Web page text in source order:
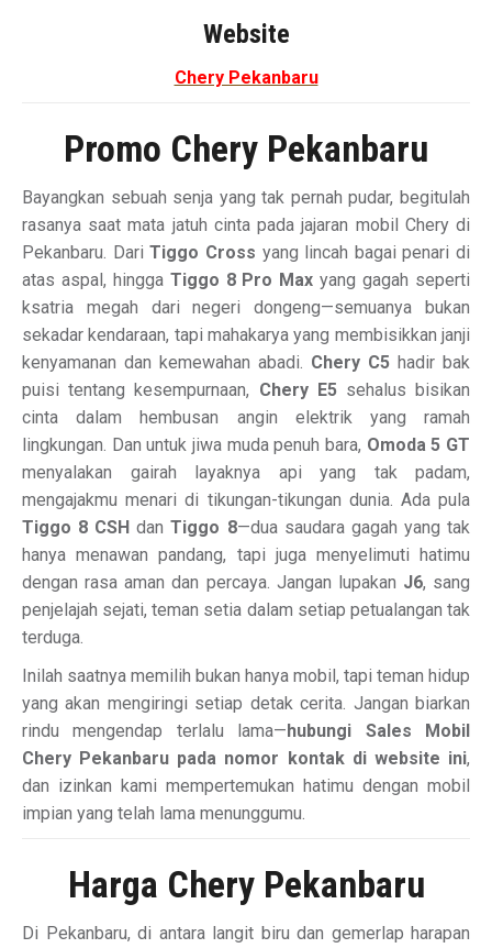
Website
Chery Pekanbaru
Promo Chery Pekanbaru
Bayangkan sebuah senja yang tak pernah pudar, begitulah
rasanya saat mata jatuh cinta pada jajaran mobil Chery di
Pekanbaru. DariTiggo Cross yang lincah bagai penari di
atas aspal, hingga Tiggo 8 Pro Max yang gagah seperti
ksatria megah dari negeri dongeng—semuanya bukan
sekadar kendaraan, tapi mahakarya yang membisikkan janji
kenyamanan dan kemewahan abadi. Chery C5 hadir bak
puisi tentang kesempurnaan, Chery E5sehalus bisikan
cinta dalam hembusan angin elektrik yang ramah
lingkungan. Dan untuk jiwa muda penuh bara, Omoda 5 GT
menyalakan gairah layaknya api yang tak padam,
mengajakmu menari di tikungan-tikungan dunia. Ada pula
Tiggo 8 CSH danTiggo 8—dua saudara gagah yang tak
hanya menawan pandang, tapi juga menyelimuti hatimu
dengan rasa aman dan percaya. Jangan lupakan J6, sang
penjelajah sejati, teman setia dalam setiap petualangan tak
terduga.
Inilah saatnya memilih bukan hanya mobil, tapi teman hidup
yang akan mengiringi setiap detak cerita. Jangan biarkan
rindu mengendap terlalu lama—hubungi Sales Mobil
Chery Pekanbaru pada nomor kontak di website ini,
dan izinkan kami mempertemukan hatimu dengan mobil
impian yang telah lama menunggumu.
Harga Chery Pekanbaru
Di Pekanbaru, di antara langit biru dan gemerlap harapan